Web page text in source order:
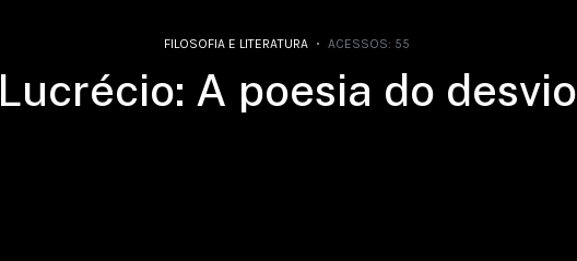
FILOSOFIA E LITERATURA ACESSOS: 55
Lucrécio: A poesia do desvio